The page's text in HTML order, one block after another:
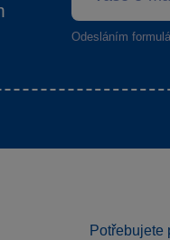
Odesláním
Potřebujete